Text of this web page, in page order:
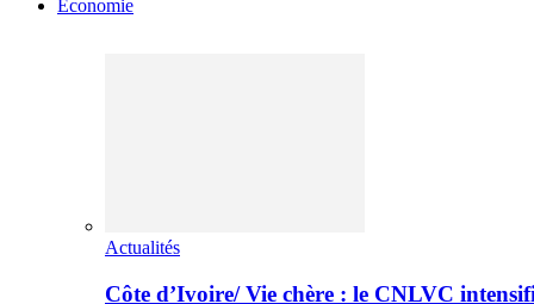
Economie
Actualités
Côte d’Ivoire/ Vie chère : le CNLVC